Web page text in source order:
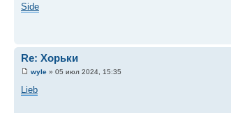
Side
Re: Хорьки
wyle » 05 июл 2024, 15:35
Lieb